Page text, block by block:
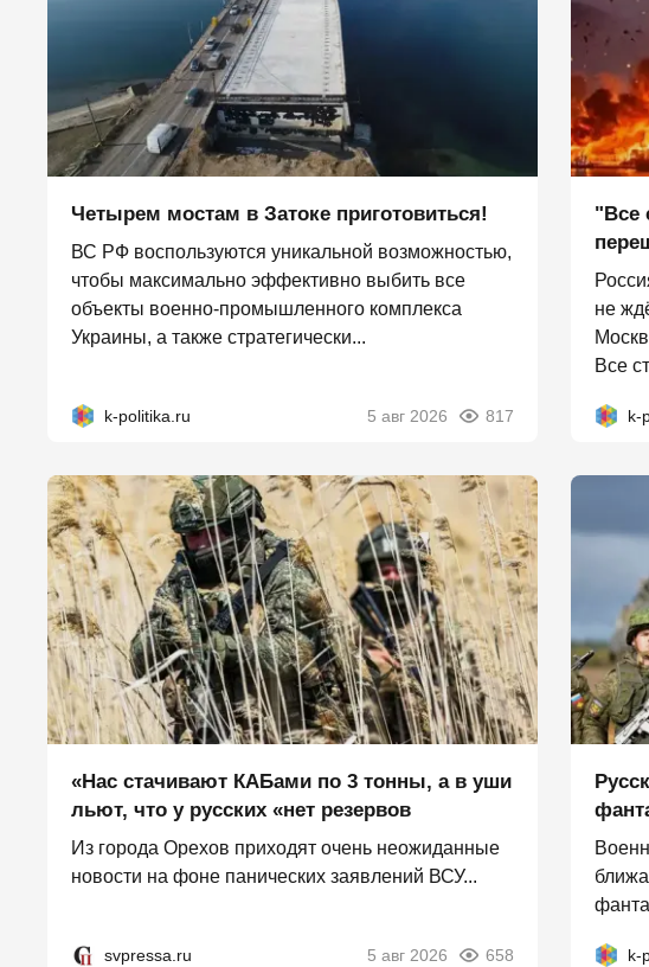
Четырем мостам в Затоке приготовиться!
ВС РФ воспользуются уникальной возможностью,
чтобы максимально эффективно выбить все
объекты военно-промышленного комплекса
Украины, а также стратегически...
k-politika.ru 5 авг 2026 817
"Все
не
Все
k-
«Нас стачивают КАБами по 3 тонны, а в уши
льют, что у русских «нет резервов
Из города Орехов приходят очень неожиданные
новости на фоне панических заявлений ВСУ...
svpressa.ru 5 авг 2026 658 k-